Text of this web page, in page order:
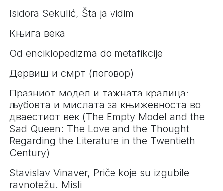
Isidora Sekulić, Šta ja vidim
Књига века
Od enciklopedizma do metafikcije
Дервиш и смрт (поговор)
Празниот модел и тажната кралица:
љубовта и мислата за књижевноста во
дваестиот век (The Empty Model and the
Sad Queen: The Love and the Thought
Regarding the Literature in the Twentieth
Century)
Stavislav Vinaver, Priče koje su izgubile
ravnotežu. Misli